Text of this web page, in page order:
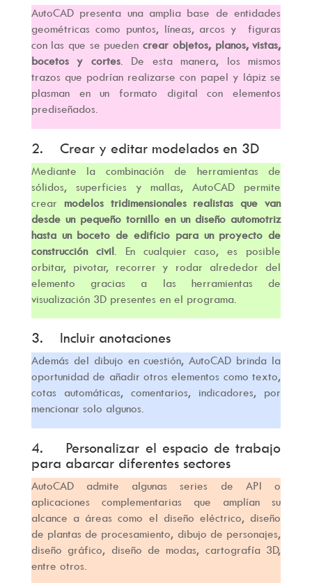
AutoCAD presenta una amplia base de entidades
geométricas como puntos, líneas, arcos y figuras
con las que se puedencrear objetos, planos, vistas,
bocetos y cortes. De esta manera, los mismos
trazos que podrían realizarse con papel y lápiz se
plasman en un formato digital con elementos
prediseñados.
2. Crear y editar modelados en 3D
Mediante la combinación de herramientas de
sólidos, superficies y mallas, AutoCAD permite
crear modelos tridimensionales realistas que van
desde un pequeño tornillo en un diseño automotriz
hasta un boceto de edificio para un proyecto de
construcción civil. En cualquier caso, es posible
orbitar, pivotar, recorrer y rodar alrededor del
elemento gracias a las herramientas de
visualización 3D presentes en el programa.
3. Incluir anotaciones
Además del dibujo en cuestión, AutoCAD brinda la
oportunidad de añadir otros elementos como texto,
cotas automáticas, comentarios, indicadores, por
mencionar solo algunos.
4. Personalizar el espacio de trabajo
para abarcar diferentes sectores
AutoCAD admite algunas series de API o
aplicaciones complementarias que amplían su
alcance a áreas como el diseño eléctrico, diseño
de plantas de procesamiento, dibujo de personajes,
diseño gráfico, diseño de modas, cartografía 3D,
entre otros.